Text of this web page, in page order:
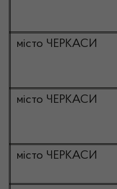
місто ЧЕРКАСИ
місто ЧЕРКАСИ
місто ЧЕРКАСИ